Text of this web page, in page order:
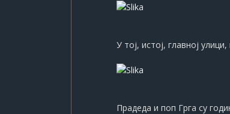
У тој, истој, главној
Прадеда и поп Грга су